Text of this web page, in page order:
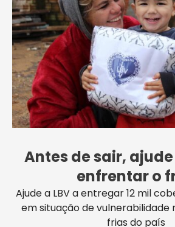
“Se não fosse
nada para comer
leite para meus
cesta de alimentos,
o leite, produtos de
cobertor, que vai
Se não fosse esse
Antes de sair,
enfrentar o
Ajude a LBV a entregar 12 mil
em situação de vulnerabilidade
frias do país